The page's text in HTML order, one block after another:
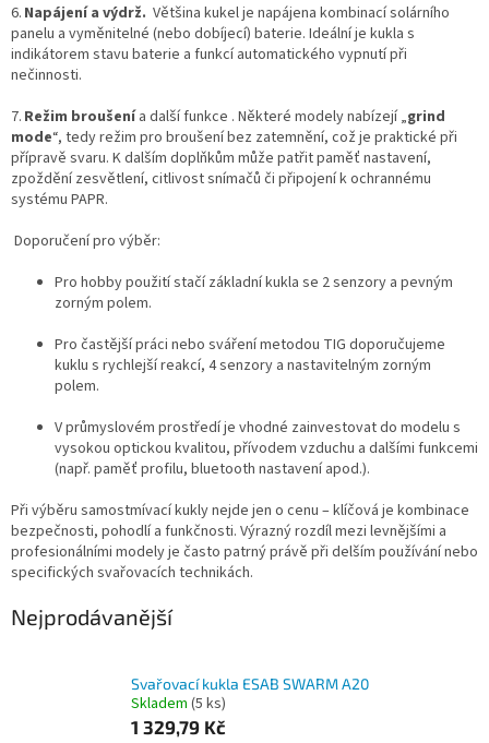
6. Napájení a výdrž. Většina kukel je napájena kombinací solárního
panelu a vyměnitelné (nebo dobíjecí) baterie. Ideální je kukla s
indikátorem stavu baterie a funkcí automatického vypnutí při
nečinnosti.
7. Režim broušenía další funkce . Některé modely nabízejí „grind
mode“, tedy režim pro broušení bez zatemnění, což je praktické při
přípravě svaru. K dalším doplňkům může patřit paměť nastavení,
zpoždění zesvětlení, citlivost snímačů či připojení k ochrannému
systému PAPR.
Doporučení pro výběr:
Pro hobby použití stačí základní kukla se 2 senzory a pevným
zorným polem.
Pro častější práci nebo sváření metodou TIG doporučujeme
kuklu s rychlejší reakcí, 4 senzory a nastavitelným zorným
polem.
V průmyslovém prostředí je vhodné zainvestovat do modelu s
vysokou optickou kvalitou, přívodem vzduchu a dalšími funkcemi
(např. paměť profilu, bluetooth nastavení apod.).
Při výběru samostmívací kukly nejde jen o cenu – klíčová je kombinace
bezpečnosti, pohodlí a funkčnosti. Výrazný rozdíl mezi levnějšími a
profesionálními modely je často patrný právě při delším používání nebo
specifických svařovacích technikách.
Nejprodávanější
Svařovací kukla ESAB SWARM A20
Skladem (5 ks)
1 329,79 Kč